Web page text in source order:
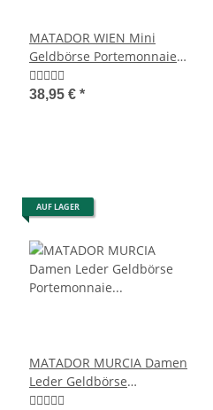
MATADOR WIEN Mini
Geldbörse Portemonnaie
Klein Leder RFID TüV
38,95 € *
AUF LAGER
MATADOR MURCIA Damen
Leder Geldbörse
Portemonnaie RFID 5 Farben